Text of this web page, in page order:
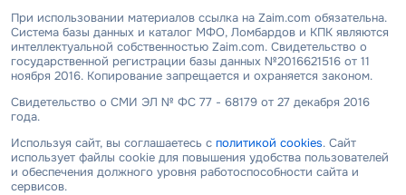
При использовании материалов ссылка на Zaim.com обязательна.
Система базы данных и каталог МФО, Ломбардов и КПК являются
интеллектуальной собственностью Zaim.com. Свидетельство о
государственной регистрации базы данных №2016621516 от 11
ноября 2016. Копирование запрещается и охраняется законом.
Свидетельство о СМИ ЭЛ № ФС 77 - 68179 от 27 декабря 2016
года.
Используя сайт, вы соглашаетесь с политикой cookies. Сайт
использует файлы cookie для повышения удобства пользователей
и обеспечения должного уровня работоспособности сайта и
сервисов.